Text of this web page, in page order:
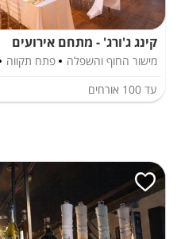
קינג ג'ורג' - מתחם אירועים
מישור החוף והשפלה פתח תקווה
עד 100 אורחים